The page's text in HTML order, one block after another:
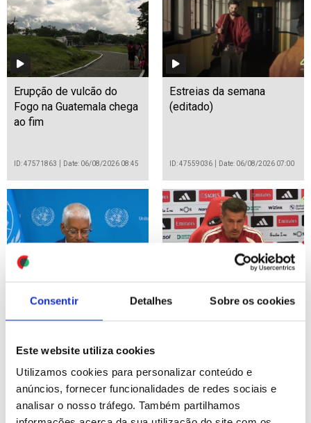
Consentir Detalhes Sobre os cookies
Este website utiliza cookies
Utilizamos cookies para personalizar conteúdo e
anúncios, fornecer funcionalidades de redes sociais e
analisar o nosso tráfego. Também partilhamos
Erupção de vulcão do
Fogo na Guatemala chega
ao fim
ID: 47571863 Date: 06/08/2026 08:45
Estreias da semana
(editado)
ID: 47559036 Date: 06/08/2026 07:00
Ucrânia: ONU condena
julho
ID: 47570271 Date: 05/08/2026 20:24
LE: Marco Silva quer fator
ID: 47569690 Date: 05/08/2026 18:39